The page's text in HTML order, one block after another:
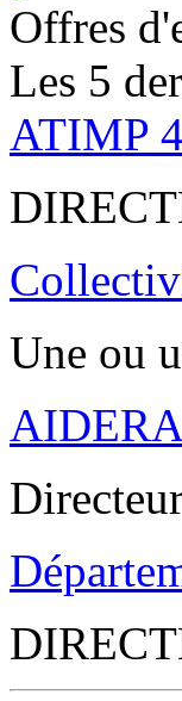
Offres
Les 5
ATIMP
Une ou